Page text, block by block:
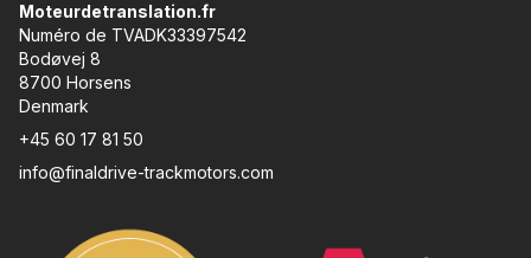
Moteurdetranslation.fr
Numéro de TVADK33397542
Bodøvej 8
8700 Horsens
Denmark
+45 60 17 81 50
info@finaldrive-trackmotors.com